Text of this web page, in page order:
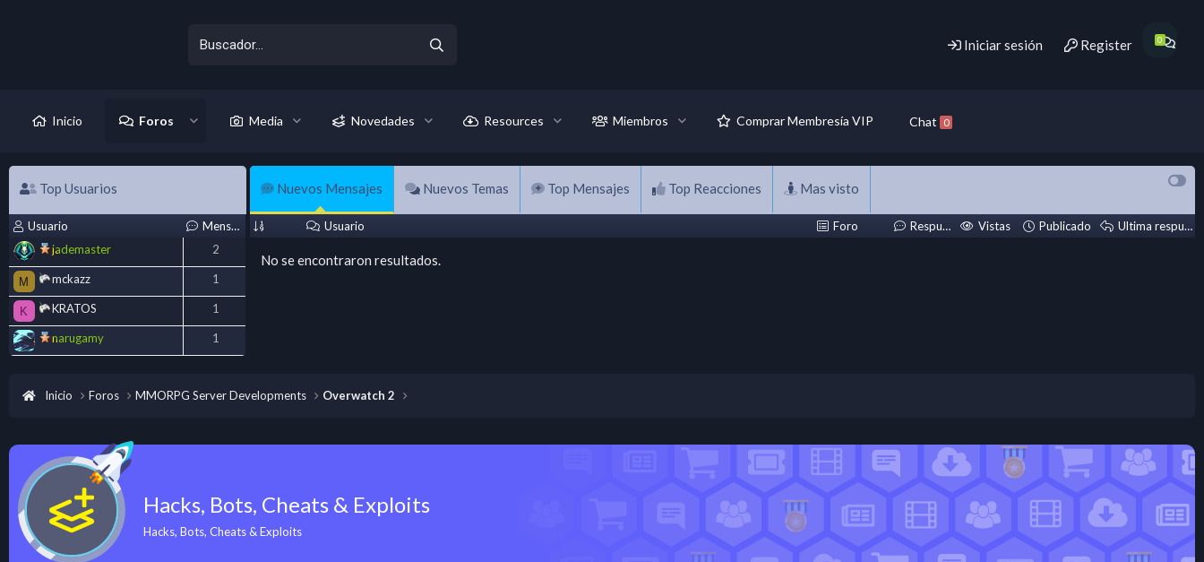
Iniciar sesión Register
Inicio Foros Media Novedades Resources Miembros Comprar Membresía VIP Chat 0
Top Usuarios
Usuario
Mensajes
jademaster
2
M mckazz 1
K KRATOS 1
narugamy 1
Nuevos Mensajes Nuevos Temas Top Mensajes Top Reacciones Mas visto
Usuario Foro Respuestas Vistas Publicado Ultima respuesta
No se encontraron resultados.
Inicio Foros MMORPG Server Developments Overwatch 2
Hacks, Bots, Cheats & Exploits
Hacks, Bots, Cheats & Exploits